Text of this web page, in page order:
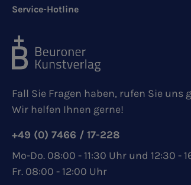
Service-Hotline
Fall Sie Fragen haben, rufen Sie uns
Wir helfen Ihnen gerne!
+49 (0) 7466 / 17-228
Mo-Do. 08:00 - 11:30 Uhr und 12:30 -
Fr. 08:00 - 12:00 Uhr